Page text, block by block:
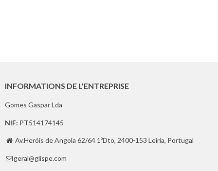
INFORMATIONS DE L'ENTREPRISE
Gomes Gaspar Lda
NIF: PT514174145
 Av.Heróis de Angola 62/64 1ºDto, 2400-153 Leiria, Portugal
 geral@glispe.com